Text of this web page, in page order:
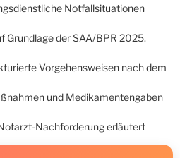
Notfallsituationen
Grundlage der SAA/BPR 2025.
Vorgehensweisen nach dem
und Medikamentengaben
Nachforderung erläutert